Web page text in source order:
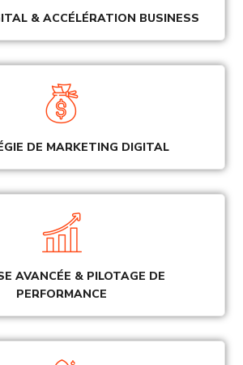
& ACCÉLÉRATION BUSINESS
DE MARKETING DIGITAL
AVANCÉE & PILOTAGE DE
PERFORMANCE